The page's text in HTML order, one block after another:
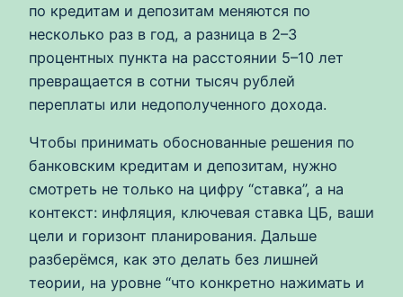
по кредитам и депозитам меняются по
несколько раз в год, а разница в 2–3
процентных пункта на расстоянии 5–10 лет
превращается в сотни тысяч рублей
переплаты или недополученного дохода.
Чтобы принимать обоснованные решения по
банковским кредитам и депозитам, нужно
смотреть не только на цифру “ставка”, а на
контекст: инфляция, ключевая ставка ЦБ, ваши
цели и горизонт планирования. Дальше
разберёмся, как это делать без лишней
теории, на уровне “что конкретно нажимать и